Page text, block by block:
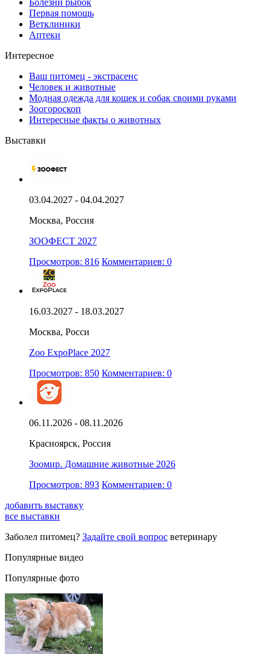
Первая помощь
Ветклиники
Аптеки
Интересное
Ваш питомец - экстрасенс
Человек и животные
Модная одежда для кошек и собак своими руками
Зоогороскоп
Интересные факты о животных
Выставки
03.04.2027 - 04.04.2027
Москва, Россия
ЗООФЕСТ 2027
Просмотров: 816 Комментариев: 0
16.03.2027 - 18.03.2027
Москва, Росси
Zoo ExpoPlace 2027
Просмотров: 850 Комментариев: 0
06.11.2026 - 08.11.2026
Красноярск, Россия
Зоомир. Домашние животные 2026
Просмотров: 893 Комментариев: 0
добавить выставку
все выставки
Заболел питомец? Задайте свой вопрос ветеринару
Популярные видео
Популярные фото